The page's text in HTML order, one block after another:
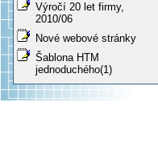
Výročí 20 let firmy,
2010/06
Nové webové stránky
Šablona HTM
jednoduchého(1)